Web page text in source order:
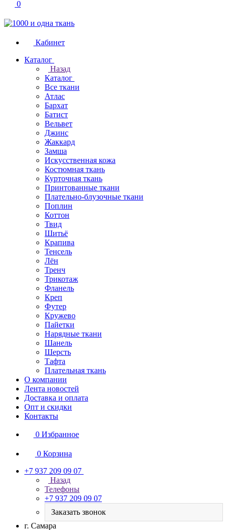
0
Кабинет
Каталог
Назад
Каталог
Все ткани
Атлас
Бархат
Батист
Вельвет
Джинс
Жаккард
Замша
Искусственная кожа
Костюмная ткань
Курточная ткань
Принтованные ткани
Плательно-блузочные ткани
Поплин
Коттон
Твид
Шитьё
Крапива
Тенсель
Лён
Тренч
Трикотаж
Фланель
Креп
Футер
Кружево
Пайетки
Нарядные ткани
Шанель
Шерсть
Тафта
Плательная ткань
О компании
Лента новостей
Доставка и оплата
Опт и скидки
Контакты
0 Избранное
0 Корзина
+7 937 209 09 07
Назад
Телефоны
+7 937 209 09 07
Заказать звонок
г. Самара